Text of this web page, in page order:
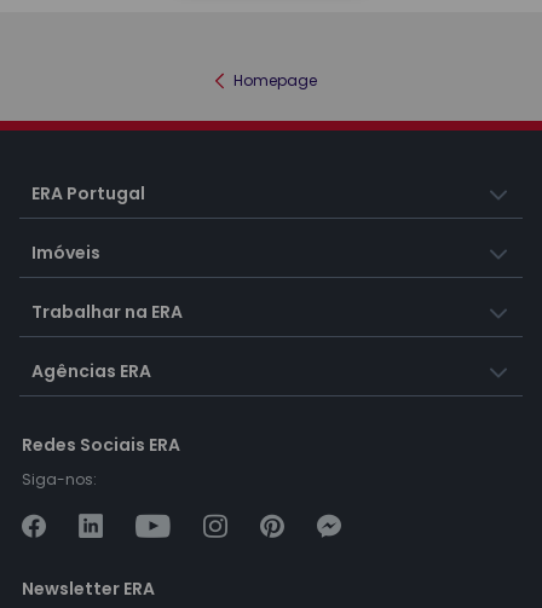
Homepage
ERA Portugal
Imóveis
Trabalhar na ERA
Agências ERA
Redes Sociais ERA
Siga-nos:
Newsletter ERA